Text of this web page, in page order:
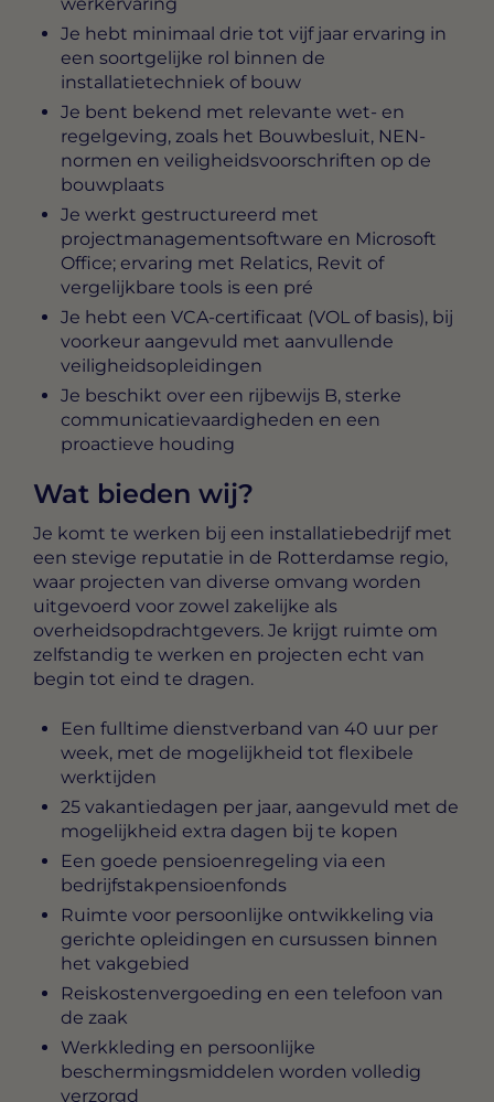
Je hebt minimaal drie tot vijf jaar ervaring in
een soortgelijke rol binnen de
installatietechniek of bouw
Je bent bekend met relevante wet- en
regelgeving, zoals het Bouwbesluit, NEN-
normen en veiligheidsvoorschriften op de
bouwplaats
Je werkt gestructureerd met
projectmanagementsoftware en Microsoft
Office; ervaring met Relatics, Revit of
vergelijkbare tools is een pré
Je hebt een VCA-certificaat (VOL of basis), bij
voorkeur aangevuld met aanvullende
veiligheidsopleidingen
Je beschikt over een rijbewijs B, sterke
communicatievaardigheden en een
proactieve houding
Wat bieden wij?
Je komt te werken bij een installatiebedrijf met
een stevige reputatie in de Rotterdamse regio,
waar projecten van diverse omvang worden
uitgevoerd voor zowel zakelijke als
overheidsopdrachtgevers. Je krijgt ruimte om
zelfstandig te werken en projecten echt van
begin tot eind te dragen.
Een fulltime dienstverband van 40 uur per
week, met de mogelijkheid tot flexibele
werktijden
25 vakantiedagen per jaar, aangevuld met de
mogelijkheid extra dagen bij te kopen
Een goede pensioenregeling via een
bedrijfstakpensioenfonds
Ruimte voor persoonlijke ontwikkeling via
gerichte opleidingen en cursussen binnen
het vakgebied
Reiskostenvergoeding en een telefoon van
de zaak
Werkkleding en persoonlijke
beschermingsmiddelen worden volledig
verzorgd